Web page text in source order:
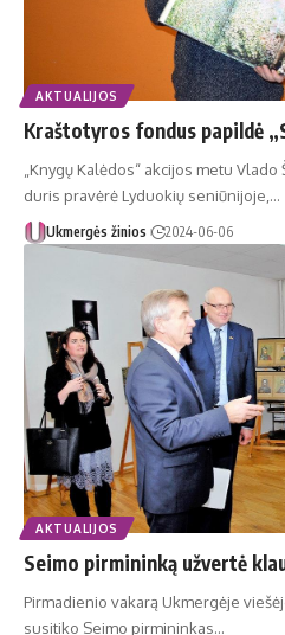
AKTUALIJOS
Kraštotyros fondus papildė
„Knygų Kalėdos“ akcijos metu
duris pravėrė Lyduokių seniūnijoje,…
Ukmergės žinios 2024-06-06
AKTUALIJOS
Seimo pirmininką užvertė
Pirmadienio vakarą Ukmergėje
susitiko Seimo pirmininkas…